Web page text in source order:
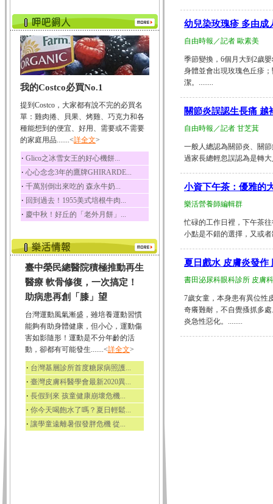
酸、迷迭香酸、植物...
咖啡
咖啡中的咖啡因會刺激
中樞神經系統，特別...
椰子
椰子含有糖類、脂肪、
荔枝
荔枝性質溫和所含的營
養素有醣類、檸檬酸...
五味子
五味子性質溫熱所含營
養成分有揮發油、檸...
草魚
草魚含有維生素A、維生
素C、及豐富的蛋白...
我的Costco必買No.1
提到Costco，大家都有說不完的必買名
單：雞肉捲、貝果、烤雞、巧克力和各
種能想到的便宜、好用、需要或不需要
的家庭用品.......<詳全文>
‧ Glico之冰雪女王的好心機餅...
‧ 心心念念3年的鷹牌GHIRARDE...
‧ 千萬別倒出來吃的 森永牛奶...
‧ 回到過去！1955美式培根牛肉...
‧ 慶中秋！好丘的「老外月餅」...
臺中榮民總醫院積極推動再生
醫療 軟骨修復，一次搞定！
助病患再創「膝」望
台灣運動風氣漸盛，雖培養運動習慣
能夠有助身體健康，但小心，運動傷
害如影隨形！運動是不分年齡的活
動，卻都有可能發生.......<詳全文>
‧ 台灣基層診所首度糖尿病照護...
‧ 臺灣皮膚科醫學會最新2020異...
‧ 長假到來 孩童健康崩壞危機...
‧ 你今天喝飽水了嗎？夏日輕鬆...
‧ 讓學童遠離暑假發胖危機 從...
幼兒染玫瑰疹 多由成
自由時報／記者 歐素美
季節變換，6個月大到2歲
身體並會出現玫瑰色丘疹
潔。........
關節炎誤認生長痛 越
自由時報／記者 甘芝萁
一般人總認為關節炎、關
過家長總輕忽誤認為是轉
小資下午茶：優雅的
樂活營養師編輯群
忙碌的工作日裡，下午茶
小點是不錯的選擇，又或
夏日戲水 皮膚炎發作
書田泌尿科眼科診所 皮膚
7歲女童，本身患有異位性
奇癢難耐，不自覺搔抓多
炎急性惡化。........